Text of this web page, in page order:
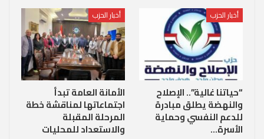
أخبار الحزب
“حياتنا غالية”.. الإصلاح
والنهضة يطلق مبادرة
للدعم النفسي وحماية
الأسرة…
أخبار الحزب
الأمانة العامة تبدأ
اجتماعاتها لمناقشة خطة
المرحلة المقبلة
والاستعداد للمحليات